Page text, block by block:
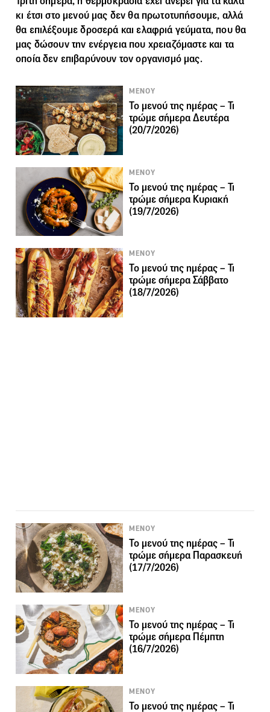
κι έτσι στο μενού μας δεν θα πρωτοτυπήσουμε, αλλά
θα επιλέξουμε δροσερά και ελαφριά γεύματα, που θα
μας δώσουν την ενέργεια που χρειαζόμαστε και τα
οποία δεν επιβαρύνουν τον οργανισμό μας.
ΜΕΝΟΥ
Το μενού της ημέρας – Τι
τρώμε σήμερα Δευτέρα
(20/7/2026)
ΜΕΝΟΥ
Το μενού της ημέρας – Τι
τρώμε σήμερα Κυριακή
(19/7/2026)
ΜΕΝΟΥ
Το μενού της ημέρας – Τι
τρώμε σήμερα Σάββατο
(18/7/2026)
ΜΕΝΟΥ
Το μενού της ημέρας – Τι
τρώμε σήμερα Παρασκευή
(17/7/2026)
ΜΕΝΟΥ
Το μενού της ημέρας – Τι
τρώμε σήμερα Πέμπτη
(16/7/2026)
ΜΕΝΟΥ
Το μενού της ημέρας – Τι